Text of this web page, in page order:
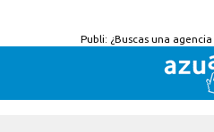
Publi: ¿Buscas una